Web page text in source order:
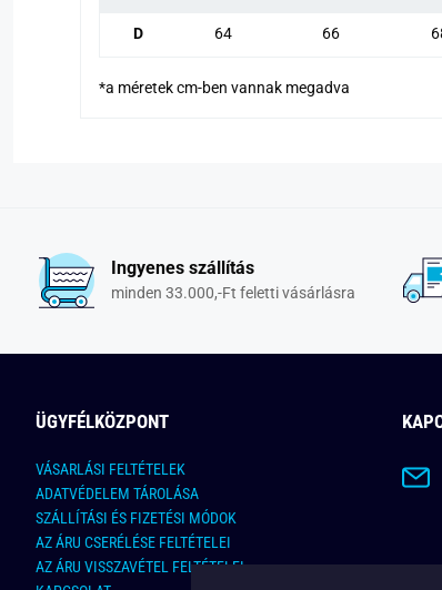
D 64 66
*a méretek cm-ben vannak megadva
Ingyenes szállítás
minden 33.000,-Ft feletti vásárlásra
ÜGYFÉLKÖZPONT
VÁSARLÁSI FELTÉTELEK
ADATVÉDELEM TÁROLÁSA
SZÁLLÍTÁSI ÉS FIZETÉSI MÓDOK
AZ ÁRU CSERÉLÉSE FELTÉTELEI
AZ ÁRU VISSZAVÉTEL FELTÉTELEI